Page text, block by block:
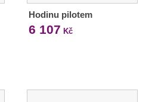
Hodinu pilotem
6 107 Kč